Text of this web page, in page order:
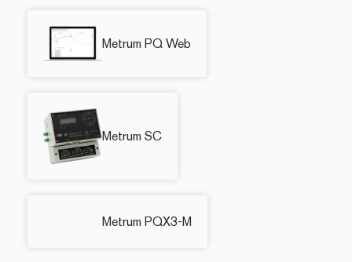
Metrum PQ Web
Metrum SC
Metrum PQX3-M